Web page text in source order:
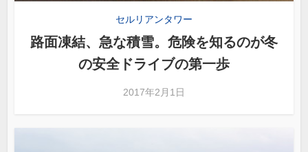
セルリアンタワー
路面凍結、急な積雪。危険を知るのが冬
の安全ドライブの第一歩
2017年2月1日